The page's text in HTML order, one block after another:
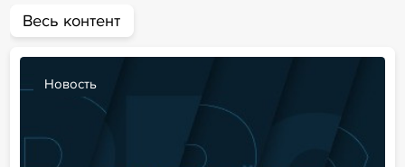
Весь контент
Новость